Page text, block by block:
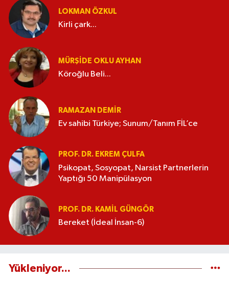
LOKMAN ÖZKUL
Kirli çark...
MÜRŞIDE OKLU AYHAN
Köroğlu Beli...
RAMAZAN DEMİR
Ev sahibi Türkiye; Sunum/Tanım FİL’ce
PROF. DR. EKREM ÇULFA
Psikopat, Sosyopat, Narsist Partnerlerin
Yaptığı 50 Manipülasyon
PROF. DR. KAMIL GÜNGÖR
Bereket (İdeal İnsan-6)
Yükleniyor...